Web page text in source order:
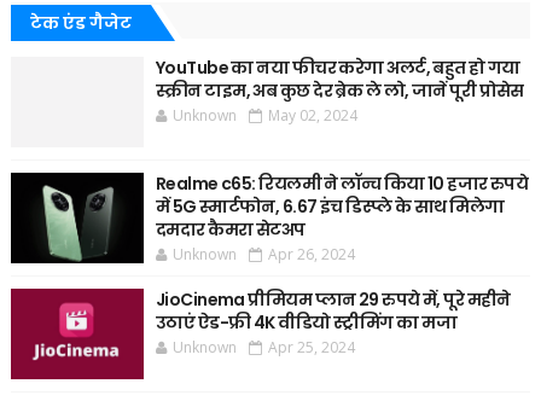
टेक एंड गैजेट
YouTube का नया फीचर करेगा अलर्ट, बहुत हो गया
स्क्रीन टाइम, अब कुछ देर ब्रेक ले लो, जानें पूरी प्रोसेस
Unknown May 02, 2024
Realme c65: रियलमी ने लॉन्च किया 10 हजार रुपये
में 5G स्मार्टफोन, 6.67 इंच डिस्प्ले के साथ मिलेगा
दमदार कैमरा सेटअप
Unknown Apr 26, 2024
JioCinema प्रीमियम प्लान 29 रुपये में, पूरे महीने
उठाएं ऐड-फ्री 4K वीडियो स्ट्रीमिंग का मजा
Unknown Apr 25, 2024